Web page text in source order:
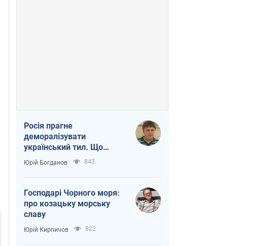
Росія прагне
деморалізувати
український тил. Що
варто собі нагадати
Юрій Богданов 843
Господарі Чорного моря:
про козацьку морську
славу
Юрій Кирпичов 822